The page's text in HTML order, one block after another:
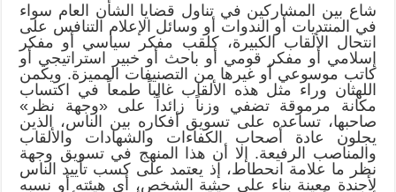
شاع بين المشاركين في تناول قضايا الشأن العام سواء
في المنتديات أو الندوات أو وسائل الإعلام التنافس على
انتحال الألقاب الكبيرة، كلقب مفكر سياسي أو مفكر
إسلامي أو مفكر قومي أو باحث أو خبير استراتيجي أو
كاتب موسوعي أو غيرها من التصنيفات المميزة. ويكمن
اللهثان وراء مثل هذه الألقاب غالباً طمعاً في اكتساب
مكانة مرموقة تضفي وزناً زائداً على «وجهة نظر»
صاحبها، تساعده على تسويق أفكاره بين الناس، الذين
يجلون عادة أصحاب الكفاءات والشهادات والألقاب
والمناصب الرفيعة. إلا أن هذا المنهج في تسويق وجهة
نظر ما علامة انحطاط، إذ يعتمد على كسب تأييد الناس
لأجندة معينة بناء على حيثية الشخص، أي هيئته أو نسبه